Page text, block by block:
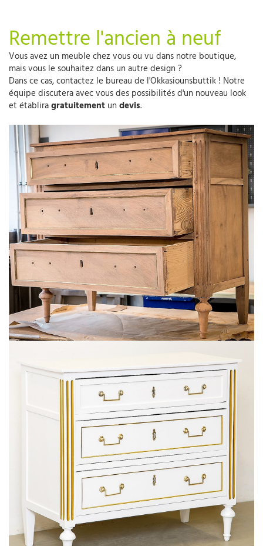
Remettre l'ancien à neuf
Vous avez un meuble chez vous ou vu dans notre boutique,
mais vous le souhaitez dans un autre design ?
Dans ce cas, contactez le bureau de l'Okkasiounsbuttik ! Notre
équipe discutera avec vous des possibilités d'un nouveau look
et établiragratuitement un devis.